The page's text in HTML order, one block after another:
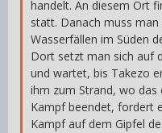
handelt. An diesem Ort
statt. Danach muss man
Wasserfällen im Süden
Dort setzt man sich auf
und wartet, bis Takezo
ihm zum Strand, wo
Kampf beendet, fordert
Kampf auf dem Gipfel